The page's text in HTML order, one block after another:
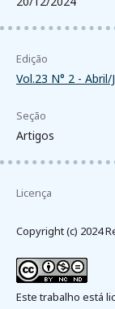
Edição
Vol.23 N° 2 -
Seção
Artigos
Licença
Copyright (c) 2024
Este trabalho está